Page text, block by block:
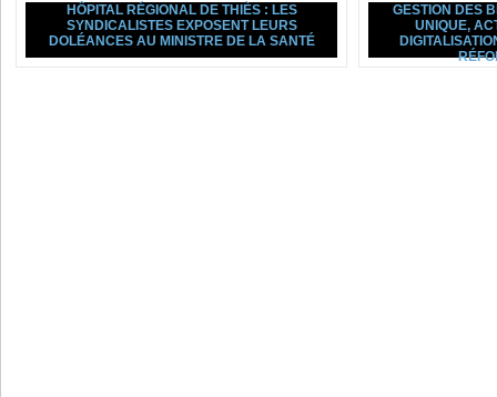
HÔPITAL RÉGIONAL DE THIÈS : LES
SYNDICALISTES EXPOSENT LEURS
DOLÉANCES AU MINISTRE DE LA SANTÉ
GESTION DES
UNIQUE,